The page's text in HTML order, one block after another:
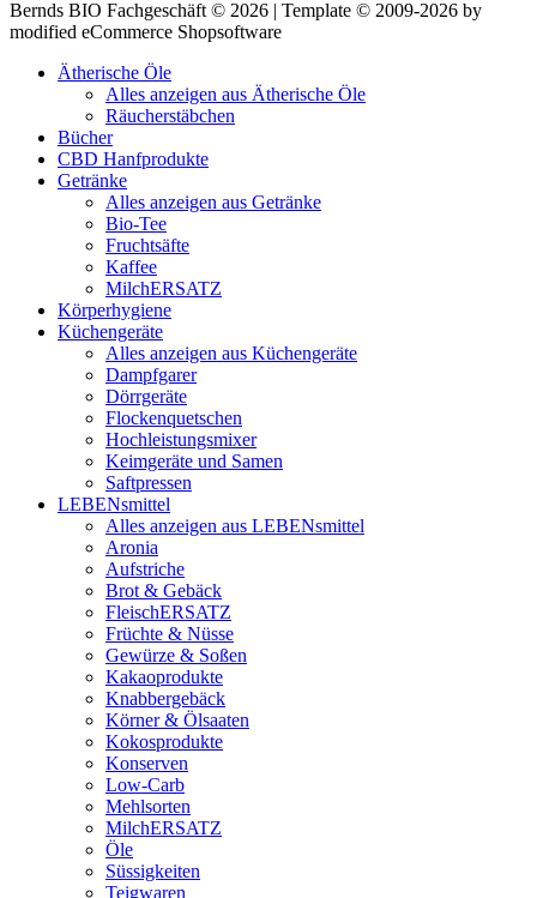
Bernds BIO Fachgeschäft © 2026 | Template © 2009-2026 by
modified eCommerce Shopsoftware
Ätherische Öle
Alles anzeigen aus Ätherische Öle
Räucherstäbchen
Bücher
CBD Hanfprodukte
Getränke
Alles anzeigen aus Getränke
Bio-Tee
Fruchtsäfte
Kaffee
MilchERSATZ
Körperhygiene
Küchengeräte
Alles anzeigen aus Küchengeräte
Dampfgarer
Dörrgeräte
Flockenquetschen
Hochleistungsmixer
Keimgeräte und Samen
Saftpressen
LEBENsmittel
Alles anzeigen aus LEBENsmittel
Aronia
Aufstriche
Brot & Gebäck
FleischERSATZ
Früchte & Nüsse
Gewürze & Soßen
Kakaoprodukte
Knabbergebäck
Körner & Ölsaaten
Kokosprodukte
Konserven
Low-Carb
Mehlsorten
MilchERSATZ
Öle
Süssigkeiten
Teigwaren